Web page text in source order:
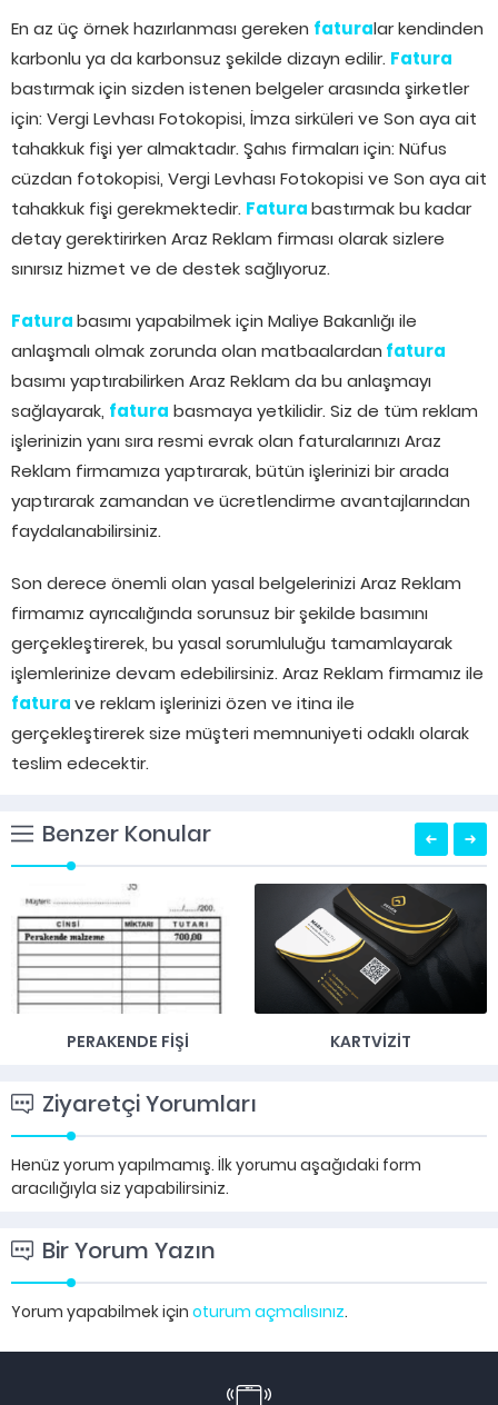
En az üç örnek hazırlanması gereken faturalar kendinden
karbonlu ya da karbonsuz şekilde dizayn edilir. Fatura
bastırmak için sizden istenen belgeler arasında şirketler
için: Vergi Levhası Fotokopisi, İmza sirküleri ve Son aya ait
tahakkuk fişi yer almaktadır. Şahıs firmaları için: Nüfus
cüzdan fotokopisi, Vergi Levhası Fotokopisi ve Son aya ait
tahakkuk fişi gerekmektedir. Faturabastırmak bu kadar
detay gerektirirken Araz Reklam firması olarak sizlere
sınırsız hizmet ve de destek sağlıyoruz.
Faturabasımı yapabilmek için Maliye Bakanlığı ile
anlaşmalı olmak zorunda olan matbaalardan fatura
basımı yaptırabilirken Araz Reklam da bu anlaşmayı
sağlayarak, fatura basmaya yetkilidir. Siz de tüm reklam
işlerinizin yanı sıra resmi evrak olan faturalarınızı Araz
Reklam firmamıza yaptırarak, bütün işlerinizi bir arada
yaptırarak zamandan ve ücretlendirme avantajlarından
faydalanabilirsiniz.
Son derece önemli olan yasal belgelerinizi Araz Reklam
firmamız ayrıcalığında sorunsuz bir şekilde basımını
gerçekleştirerek, bu yasal sorumluluğu tamamlayarak
işlemlerinize devam edebilirsiniz. Araz Reklam firmamız ile
faturave reklam işlerinizi özen ve itina ile
gerçekleştirerek size müşteri memnuniyeti odaklı olarak
teslim edecektir.
Benzer Konular
PERAKENDE FIŞI KARTVIZIT
Ziyaretçi Yorumları
Henüz yorum yapılmamış. İlk yorumu aşağıdaki form
aracılığıyla siz yapabilirsiniz.
Bir Yorum Yazın
Yorum yapabilmek için oturum açmalısınız.